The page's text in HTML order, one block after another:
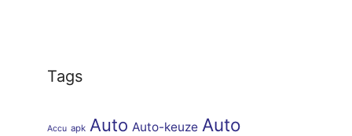
Tags
Accu apk Auto Auto-keuze Auto